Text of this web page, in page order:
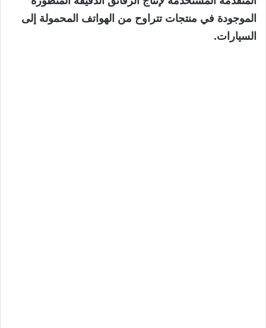
عناصر
الموجودة في منتجات تتراوح من الهواتف المحمولة إلى
السيارات.